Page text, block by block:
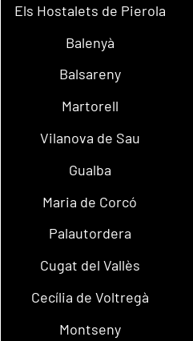
Els Hostalets de Pierola
Balenyà
Balsareny
Martorell
Vilanova de Sau
Gualba
Maria de Corcó
Palautordera
Cugat del Vallès
Cecília de Voltregà
Montseny